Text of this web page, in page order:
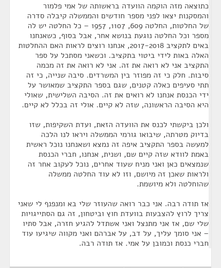
כתוצאה מזה הוקמה הוועדה בראשותה של אמי פלמור
והמסקנות יצאו לפני מספר חודשים והממשלה קיבלה סדרה
של החלטות, החלטה 609, 1107, 1957 – כל החלטה יש לה
מספר וכל החלטה נוגעת בנושא אחר, אבל בסוף, כשאנחנו
באים לתקציב 2017-2018, אנחנו רוצים לראות האם ההחלטות
האלה באות לידי ביטוי בתקציב. וכשאני מסתכל על ספר
התקציב אני לא רואה את זה. אני לא רואה את זה מכמה
סיבות. חלק כי זה מפוזר בין המשרדים. סיבה שנייה, כי זה
תתי סעיפים כאלה קטנים, שגם בספר התקציב שמאושר על
ידי הכנסת אנחנו לא רואים את זה. הסיבה השלישית, שאולי
היא הסיבה הראשונה, שזה לא קיים. אולי זה בכלל לא קיים.
ולכן ביקשתי לכנס את הוועדה הזאת, ועדת השקיפות, שזו
בדיוק מטרתה, שיבואו גורמי הממשלה ויראו לנו הלכה
למעשה בספר התקציב איפה זה נמצא ושאנחנו נוכל ראשית
באמת לוודא שזה קיים שם, ושנית, אנחנו, חברי הכנסת
שנמצאים כאן ואני מניח שעוד אחרים, נוכל לעקוב אחר זה
ולראות שאכן זה מיושם, וזו לא עוד החלטה ממשלה
שהוחלטה ולא מיושמת.
אז תודה רבה. אני כבר רואה שהעוזר שלי בא ומנפנף לי שאני
צריך לרוץ להצבעות בוועדת חוץ וביטחון, זה גם הסתייגויות
שלי שם, אז אני מתנצל ואני אשתדל להגיע חזרה, אבל סתיו
– אני סומך עליך, על דב, על אברהם ואני מקווה שיגיעו עוד
חברי כנסת וכמובן על אמי. אז תודה רבה.